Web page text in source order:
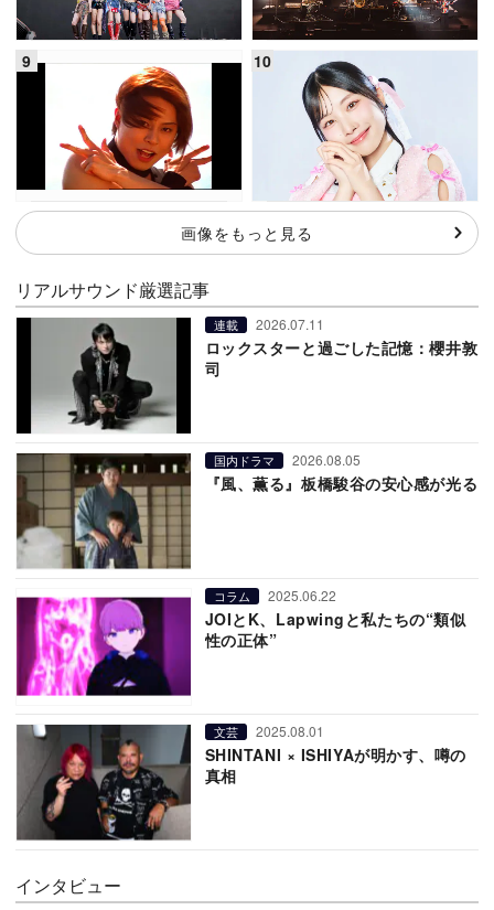
画像をもっと見る
リアルサウンド厳選記事
連載 2026.07.11
ロックスターと過ごした記憶：櫻井敦
司
国内ドラマ 2026.08.05
『風、薫る』板橋駿谷の安心感が光る
コラム 2025.06.22
JOIとK、Lapwingと私たちの“類似
性の正体”
文芸 2025.08.01
SHINTANI × ISHIYAが明かす、噂の
真相
インタビュー